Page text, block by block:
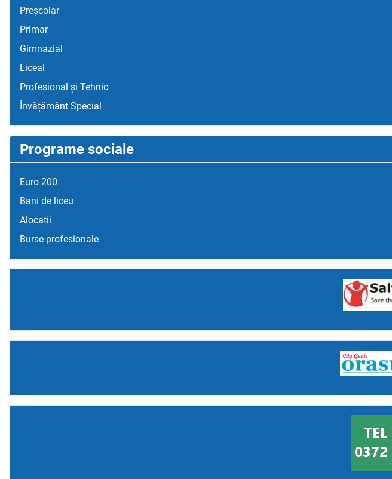
Preșcolar
Primar
Gimnazial
Liceal
Profesional și Tehnic
Învățământ Special
Programe sociale
Euro 200
Bani de liceu
Alocatii
Burse profesionale